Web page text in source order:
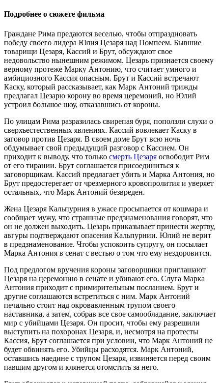
Подробнее о сюжете фильма
Граждане Рима предаются веселью, чтобы отпраздновать
победу своего лидера Юлия Цезаря над Помпеем. Бывшие
товарищи Цезаря, Кассий и Брут, обсуждают свое
недовольство нынешним режимом. Цезарь признается своему
верному протеже Марку Антонию, что считает умного и
амбициозного Кассия опасным. Брут и Кассий встречают
Каску, который рассказывает, как Марк Антоний трижды
предлагал Цезарю корону во время церемоний, но Юлий
устроил большое шоу, отказавшись от короны.
По улицам Рима разразилась свирепая буря, поползли слухи о
сверхъестественных явлениях. Кассий вовлекает Каску в
заговор против Цезаря. В своем доме Брут всю ночь
обдумывает свой предыдущий разговор с Кассием. Он
приходит к выводу, что только смерть Цезаря освободит Рим
от его тирании. Брут соглашается присоединиться к
заговорщикам. Кассий предлагает убить и Марка Антония, но
Брут предостерегает от чрезмерного кровопролития и уверяет
остальных, что Марк Антоний безвреден.
Жена Цезаря Кальпурния в ужасе просыпается от кошмара и
сообщает мужу, что страшные предзнаменования говорят, что
он не должен выходить. Цезарь приказывает принести жертву,
авгуры подтверждают опасения Кальпурнии. Юлий не верит
в предзнаменование. Чтобы успокоить супругу, он посылает
Марка Антония в сенат с вестью о том что ему нездоровится.
Под предлогом вручения короны заговорщики приглашают
Цезаря на церемонию в сенате и убивают его. Слуга Марка
Антония приходит с примирительным посланием. Брут и
другие соглашаются встретиться с ним. Марк Антоний
печально стоит над окровавленным трупом своего
наставника, а затем, собрав все свое самообладание, заключает
мир с убийцами Цезаря. Он просит, чтобы ему разрешили
выступить на похоронах Цезаря, и, несмотря на протесты
Кассия, Брут соглашается при условии, что Марк Антоний не
будет обвинять его. Убийцы расходятся. Марк Антоний,
оставшись наедине с трупом Цезаря, извиняется перед своим
павшим другом и клянется отомстить за него.